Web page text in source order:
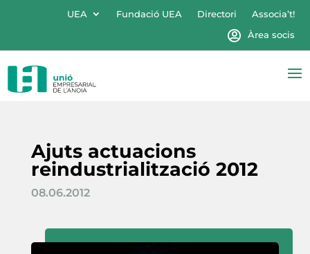
UEA Fundació UEA Directori
Associa’t!
Àrea socis
Ajuts actuacions
reindustrialització 2012
08.06.2012